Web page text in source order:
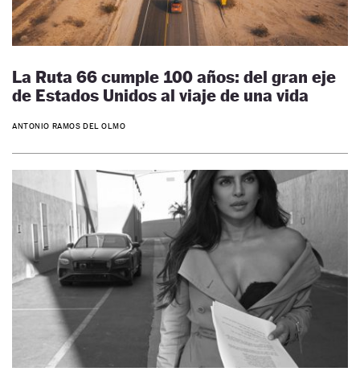
La Ruta 66 cumple 100 años: del gran eje
de Estados Unidos al viaje de una vida
ANTONIO RAMOS DEL OLMO